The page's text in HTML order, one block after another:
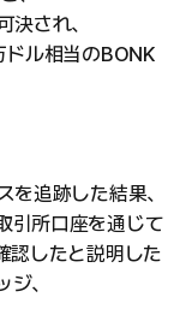
され、
ル相当のBONK
追跡した結果、
引所口座を通じて
認したと説明した
、